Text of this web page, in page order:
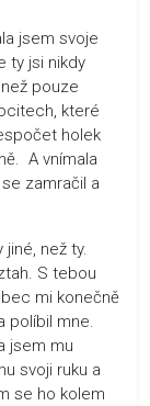
jsem svoje
ty jsi nikdy
pouze
které
holek
A vnímala
zamračil a
jiné, než ty.
S tebou
mi konečně
políbil mne.
jsem mu
svoji ruku a
se ho kolem